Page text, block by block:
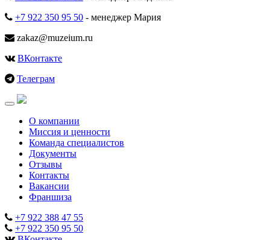
+7 922 350 95 50 - менеджер Мария
zakaz@muzeium.ru
ВКонтакте
Телеграм
Toggle
navigationО компании
Миссия и ценности
Команда специалистов
Документы
Отзывы
Контакты
Вакансии
Франшиза
+7 922 388 47 55
+7 922 350 95 50